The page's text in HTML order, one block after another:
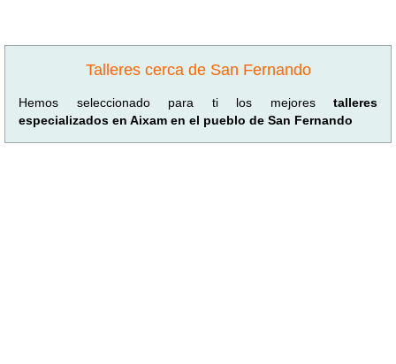
Talleres cerca de San Fernando
Hemos seleccionado para ti los mejores talleres
especializados en Aixam en el pueblo de San Fernando